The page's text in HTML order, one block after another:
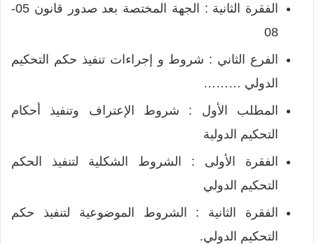
الفقرة الثانية : الجهة المختصة بعد صدور قانون 05-
08
الفرع الثاني : شروط و إجراءات تنفيذ حكم التحكيم
الدولي ………
المطلب الأول : شروط الإعتراف وتنفيذ أحكام
التحكيم الدولية
الفقرة الأولى : الشروط الشكلية لتنفيذ الحكم
التحكيم الدولي
الفقرة الثانية : الشروط الموضوعية لتنفيذ حكم
التحكيم الدولي.